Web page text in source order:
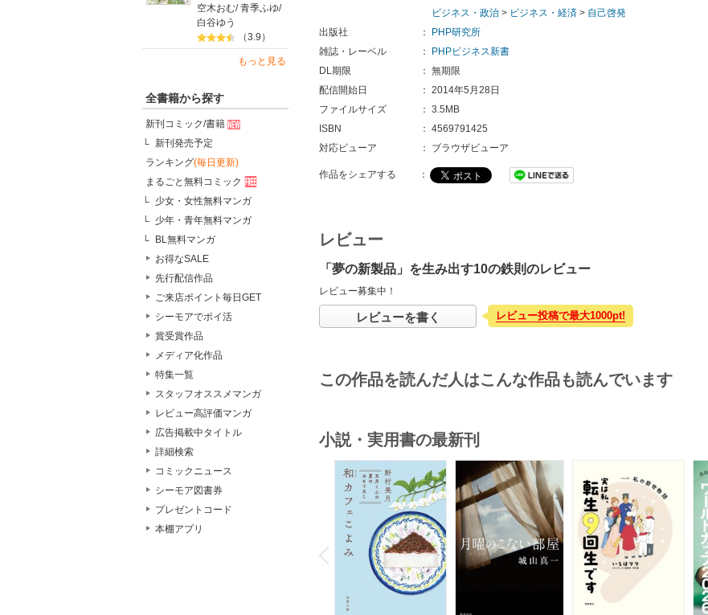
空木おむ/青季ふゆ/
白谷ゆう
（3.9）
もっと見る
全書籍から探す
新刊コミック/書籍
新刊発売予定
ランキング(毎日更新)
まるごと無料コミック
少女・女性無料マンガ
少年・青年無料マンガ
BL無料マンガ
お得なSALE
先行配信作品
ご来店ポイント毎日GET
シーモアでポイ活
賞受賞作品
メディア化作品
特集一覧
スタッフオススメマンガ
レビュー高評価マンガ
広告掲載中タイトル
詳細検索
コミックニュース
シーモア図書券
プレゼントコード
本棚アプリ
ビジネス・政治 > ビジネス・経済 > 自己啓発
出版社
：
PHP研究所
雑誌・レーベル
：
PHPビジネス新書
DL期限
： 無期限
配信開始日
： 2014年5月28日
ファイルサイズ
： 3.5MB
ISBN
： 4569791425
対応ビューア
： ブラウザビューア
作品をシェアする ：
レビュー
「夢の新製品」を生み出す10の鉄則のレビュー
レビュー募集中！
レビューを書く レビュー投稿で最大1000pt!
この作品を読んだ人はこんな作品も読んでいます
小説・実用書の最新刊
P
r
e
v
i
o
u